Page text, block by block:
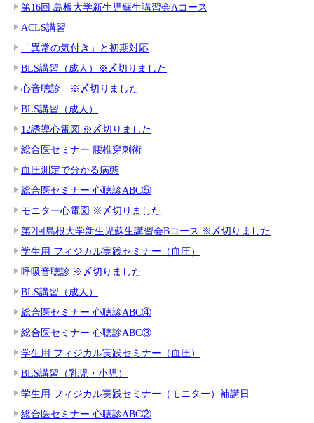
第16回 島根大学新生児蘇生講習会Aコース
ACLS講習
「異常の気付き」と初期対応
BLS講習（成人）※〆切りました
心音聴診 ※〆切りました
BLS講習（成人）
12誘導心電図 ※〆切りました
総合医セミナー 腰椎穿刺術
血圧測定で分かる病態
総合医セミナー 心聴診ABC⑤
モニター心電図 ※〆切りました
第2回島根大学新生児蘇生講習会Bコース ※〆切りました
学生用 フィジカル実践セミナー（血圧）
呼吸音聴診 ※〆切りました
BLS講習（成人）
総合医セミナー 心聴診ABC④
総合医セミナー 心聴診ABC③
学生用 フィジカル実践セミナー（血圧）
BLS講習（乳児・小児）
学生用 フィジカル実践セミナー（モニター）補講日
総合医セミナー 心聴診ABC②